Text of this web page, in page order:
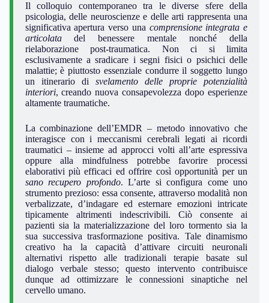
Il colloquio contemporaneo tra le diverse sfere della
psicologia, delle neuroscienze e delle arti rappresenta una
significativa apertura verso una comprensione integrata e
articolatadel benessere mentale nonché della
rielaborazione post-traumatica. Non ci si limita
esclusivamente a sradicare i segni fisici o psichici delle
malattie; è piuttosto essenziale condurre il soggetto lungo
un itinerario di svelamento delle proprie potenzialità
interiori, creando nuova consapevolezza dopo esperienze
altamente traumatiche.
La combinazione dell’EMDR – metodo innovativo che
interagisce con i meccanismi cerebrali legati ai ricordi
traumatici – insieme ad approcci volti all’arte espressiva
oppure alla mindfulness potrebbe favorire processi
elaborativi più efficaci ed offrire così opportunità per un
sano recupero profondo. L’arte si configura come uno
strumento prezioso: essa consente, attraverso modalità non
verbalizzate, d’indagare ed esternare emozioni intricate
tipicamente altrimenti indescrivibili. Ciò consente ai
pazienti sia la materializzazione del loro tormento sia la
sua successiva trasformazione positiva. Tale dinamismo
creativo ha la capacità d’attivare circuiti neuronali
alternativi rispetto alle tradizionali terapie basate sul
dialogo verbale stesso; questo intervento contribuisce
dunque ad ottimizzare le connessioni sinaptiche nel
cervello umano.